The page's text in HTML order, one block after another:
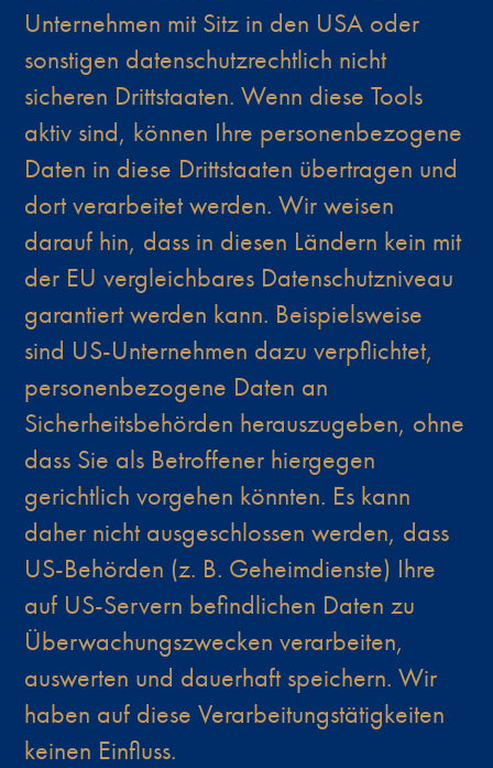
Unternehmen mit Sitz in den USA oder
sonstigen datenschutzrechtlich nicht
sicheren Drittstaaten. Wenn diese Tools
aktiv sind, können Ihre personenbezogene
Daten in diese Drittstaaten übertragen und
dort verarbeitet werden. Wir weisen
darauf hin, dass in diesen Ländern kein mit
der EU vergleichbares Datenschutzniveau
garantiert werden kann. Beispielsweise
sind US-Unternehmen dazu verpflichtet,
personenbezogene Daten an
Sicherheitsbehörden herauszugeben, ohne
dass Sie als Betroffener hiergegen
gerichtlich vorgehen könnten. Es kann
daher nicht ausgeschlossen werden, dass
US-Behörden (z. B. Geheimdienste) Ihre
auf US-Servern befindlichen Daten zu
Überwachungszwecken verarbeiten,
auswerten und dauerhaft speichern. Wir
haben auf diese Verarbeitungstätigkeiten
keinen Einfluss.